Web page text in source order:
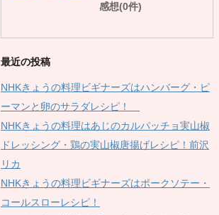
感想(0件)
最近の投稿
NHKきょうの料理ビギナーズはハンバーグ・ピ
ーマンと卵のサラダレシピ！
NHKきょうの料理はあじのカルパッチョ実山椒
ドレッシング・鶏の実山椒唐揚げレシピ！前沢
リカ
NHKきょうの料理ビギナーズはポークソテー・
コールスローレシピ！